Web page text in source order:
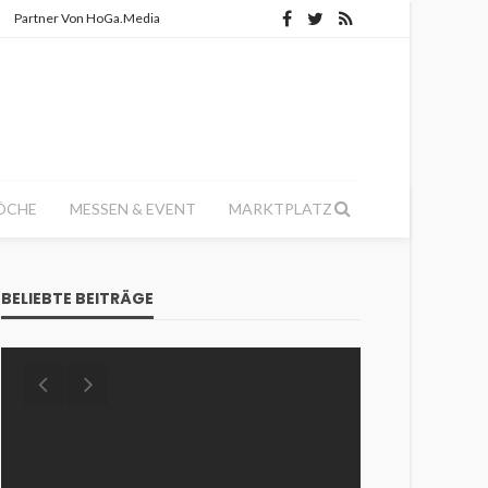
Partner Von HoGa.Media
MESSEN & EVENT MARKTPLATZ
BELIEBTE BEITRÄGE